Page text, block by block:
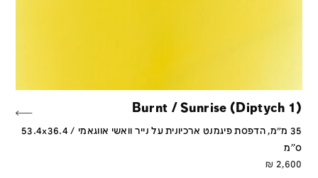
Burnt / Sunrise (Diptych 1)
35 מ״מ, הדפסת פיגמנט ארכיונית על נייר וואשי אווגאמי / 53.4x36.4
ס''מ
2,600
₪